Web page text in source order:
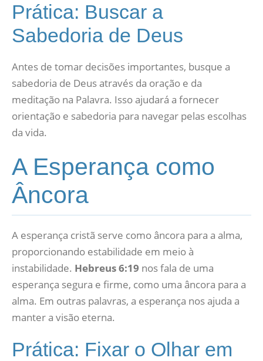
Prática: Buscar a
Sabedoria de Deus
Antes de tomar decisões importantes, busque a
sabedoria de Deus através da oração e da
meditação na Palavra. Isso ajudará a fornecer
orientação e sabedoria para navegar pelas escolhas
da vida.
A Esperança como
Âncora
A esperança cristã serve como âncora para a alma,
proporcionando estabilidade em meio à
instabilidade. Hebreus 6:19 nos fala de uma
esperança segura e firme, como uma âncora para a
alma. Em outras palavras, a esperança nos ajuda a
manter a visão eterna.
Prática: Fixar o Olhar em